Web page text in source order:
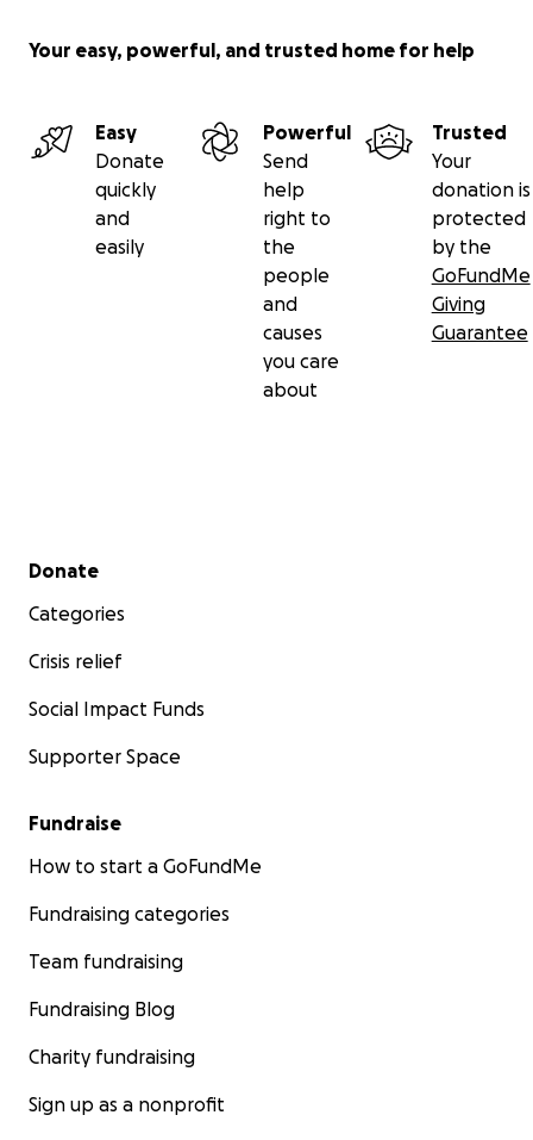
Your easy, powerful, and trusted home for help
Easy
Donate
quickly
and
easily
Powerful
Send
help
right to
the
people
and
causes
you care
about
Trusted
Your
donation is
protected
by the
GoFundMe
Giving
Guarantee
Secondary menu
Donate
Categories
Crisis relief
Social Impact Funds
Supporter Space
Fundraise
How to start a GoFundMe
Fundraising categories
Team fundraising
Fundraising Blog
Charity fundraising
Sign up as a nonprofit